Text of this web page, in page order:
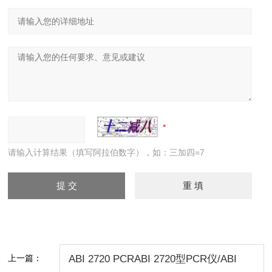
请输入计算结果（填写阿拉伯数字），如：三加四=7
上一篇： ABI 2720 PCRABI 2720型PCR仪/ABI